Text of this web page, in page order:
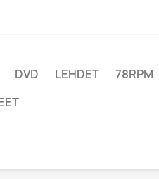
DVD LEHDET 78RPM